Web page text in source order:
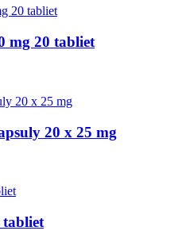
mg 20 tabliet
20 x 25 mg
tabliet